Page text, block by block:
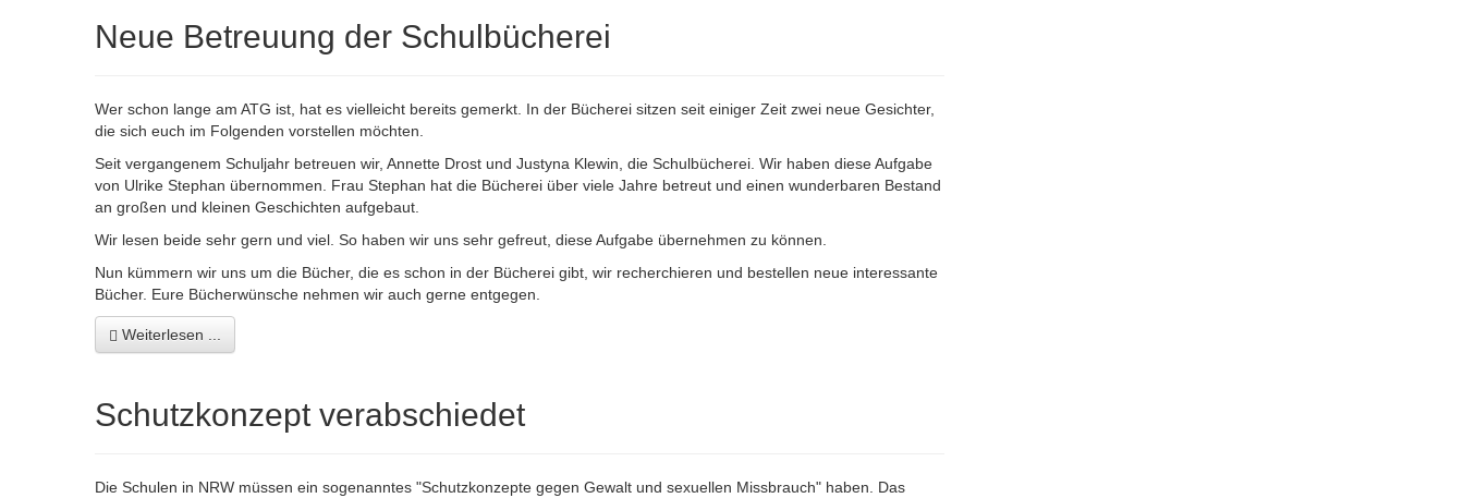
Neue Betreuung der Schulbücherei
Wer schon lange am ATG ist, hat es vielleicht bereits gemerkt. In der Bücherei sitzen seit einiger Zeit zwei neue Gesichter,
die sich euch im Folgenden vorstellen möchten.
Seit vergangenem Schuljahr betreuen wir, Annette Drost und Justyna Klewin, die Schulbücherei. Wir haben diese Aufgabe
von Ulrike Stephan übernommen. Frau Stephan hat die Bücherei über viele Jahre betreut und einen wunderbaren Bestand
an großen und kleinen Geschichten aufgebaut.
Wir lesen beide sehr gern und viel. So haben wir uns sehr gefreut, diese Aufgabe übernehmen zu können.
Nun kümmern wir uns um die Bücher, die es schon in der Bücherei gibt, wir recherchieren und bestellen neue interessante
Bücher. Eure Bücherwünsche nehmen wir auch gerne entgegen.
Weiterlesen ...
Schutzkonzept verabschiedet
Die Schulen in NRW müssen ein sogenanntes "Schutzkonzepte gegen Gewalt und sexuellen Missbrauch" haben. Das